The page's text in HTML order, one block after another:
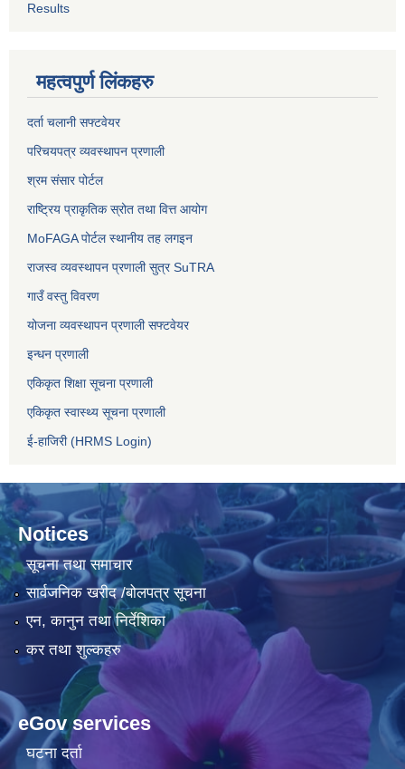
Results
महत्वपुर्ण लिंकहरु
दर्ता चलानी सफ्टवेयर
परिचयपत्र व्यवस्थापन प्रणाली
श्रम संसार पोर्टल
राष्ट्रिय प्राकृतिक स्रोत तथा वित्त आयोग
MoFAGA पोर्टल स्थानीय तह लगइन
राजस्व व्यवस्थापन प्रणाली सुत्र SuTRA
गाउँ वस्तु विवरण
योजना व्यवस्थापन प्रणाली सफ्टवेयर
इन्धन प्रणाली
एकिकृत शिक्षा सूचना प्रणाली
एकिकृत स्वास्थ्य सूचना प्रणाली
ई-हाजिरी (HRMS Login)
Notices
सूचना तथा समाचार
सार्वजनिक खरीद /बोलपत्र सूचना
एन, कानुन तथा निर्देशिका
कर तथा शुल्कहरु
eGov services
घटना दर्ता